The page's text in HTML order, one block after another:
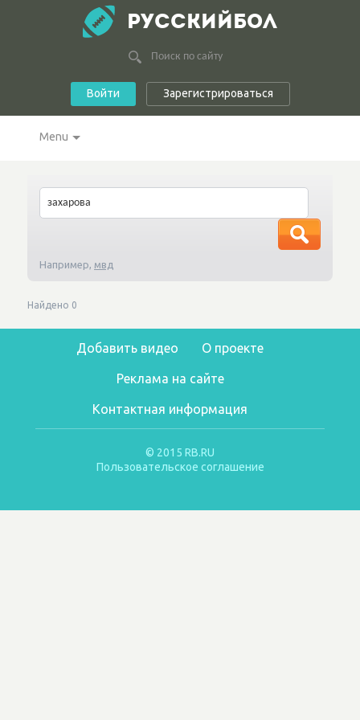
РУССКИЙБОЛ
Войти Зарегистрироваться
Menu
Например, мвд
Найдено 0
Добавить видео О проекте
Реклама на сайте
Контактная информация
© 2015 RB.RU
Пользовательское соглашение